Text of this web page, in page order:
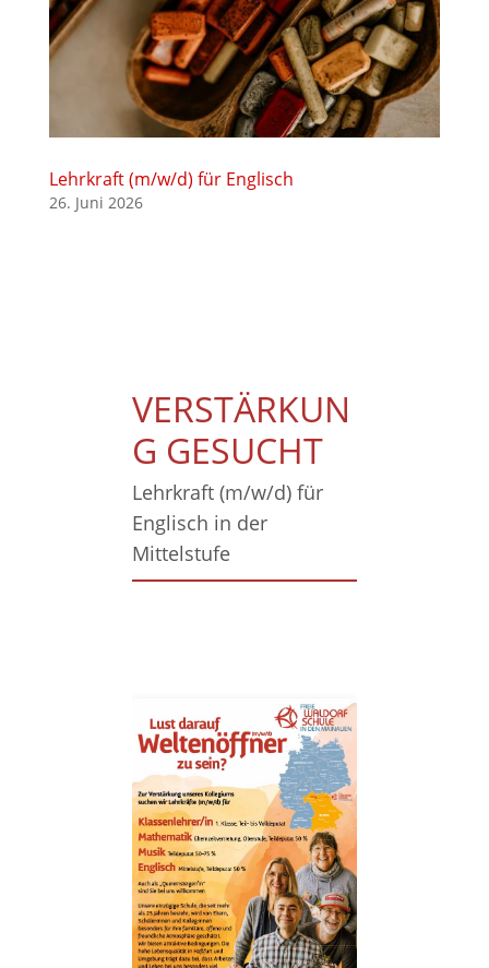
Lehrkraft (m/w/d) für Englisch
26. Juni 2026
VERSTÄRKUN
G GESUCHT
Lehrkraft (m/w/d) für
Englisch in der
Mittelstufe